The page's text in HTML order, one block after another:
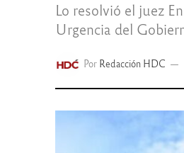
Lo resolvió el juez
Urgencia del
Por Redacción HDC